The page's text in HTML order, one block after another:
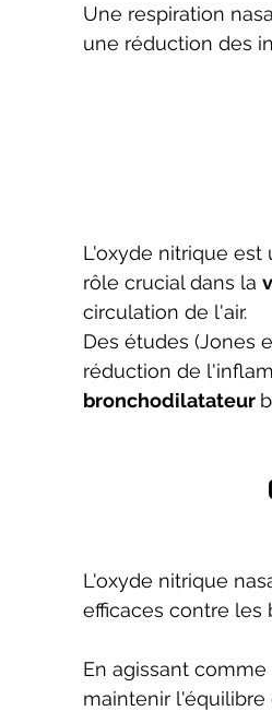
Une respiration
une réduction des
L'oxyde nitrique est
rôle crucial dans la
circulation de l'air.
Des études (Jones
réduction de
bronchodilatateur
L'oxyde nitrique
efficaces contre les
En agissant
maintenir